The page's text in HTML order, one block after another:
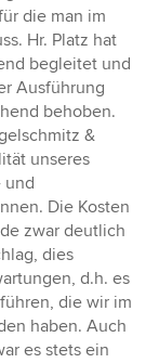
die man im
Hr. Platz hat
begleitet und
Ausführung
behoben.
&
unseres
und
Die Kosten
zwar deutlich
dies
d.h. es
die wir im
haben. Auch
es stets ein